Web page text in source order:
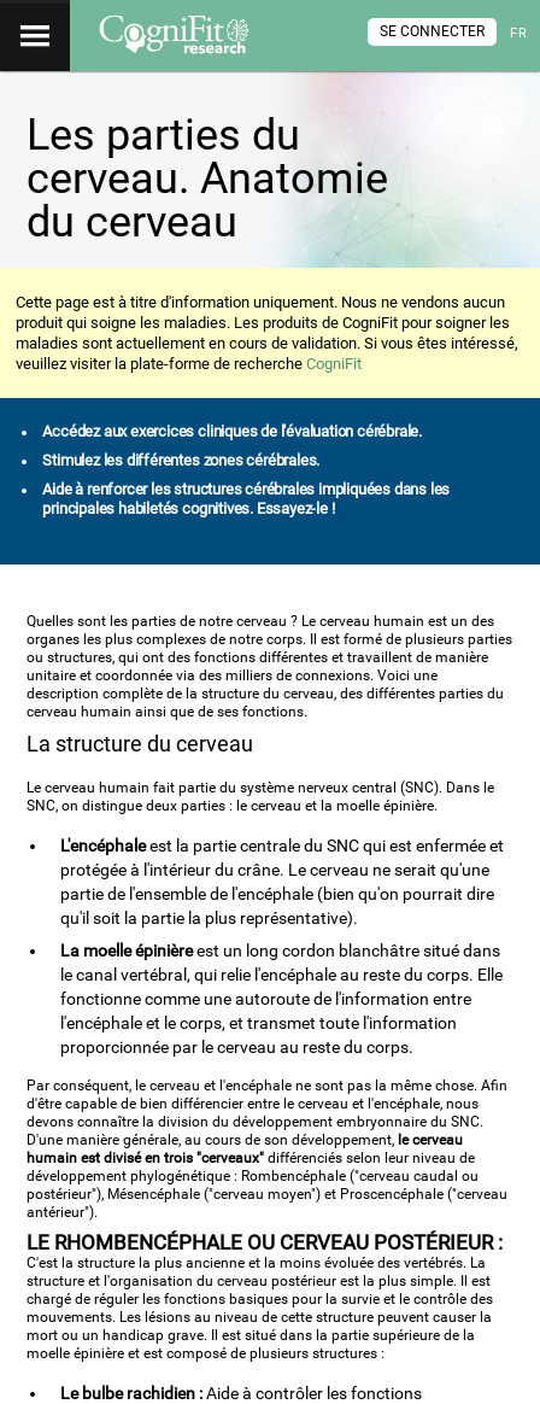
FR
SE CONNECTER
Les parties du
cerveau. Anatomie
du cerveau
Cette page est à titre d'information uniquement. Nous ne vendons aucun
produit qui soigne les maladies. Les produits de CogniFit pour soigner les
maladies sont actuellement en cours de validation. Si vous êtes intéressé,
veuillez visiter la plate-forme de rechercheCogniFit
Accédez aux exercices cliniques de l'évaluation cérébrale.
Stimulez les différentes zones cérébrales.
Aide à renforcer les structures cérébrales impliquées dans les
principales habiletés cognitives. Essayez-le !
Quelles sont les parties de notre cerveau ? Le cerveau humain est un des
organes les plus complexes de notre corps. Il est formé de plusieurs parties
ou structures, qui ont des fonctions différentes et travaillent de manière
unitaire et coordonnée via des milliers de connexions. Voici une
description complète de la structure du cerveau, des différentes parties du
cerveau humain ainsi que de ses fonctions.
La structure du cerveau
Le cerveau humain fait partie du système nerveux central (SNC). Dans le
SNC, on distingue deux parties : le cerveau et la moelle épinière.
L'encéphaleest la partie centrale du SNC qui est enfermée et
protégée à l'intérieur du crâne. Le cerveau ne serait qu'une
partie de l'ensemble de l'encéphale (bien qu'on pourrait dire
qu'il soit la partie la plus représentative).
La moelle épinièreest un long cordon blanchâtre situé dans
le canal vertébral, qui relie l'encéphale au reste du corps. Elle
fonctionne comme une autoroute de l'information entre
l'encéphale et le corps, et transmet toute l'information
proporcionnée par le cerveau au reste du corps.
Par conséquent, le cerveau et l'encéphale ne sont pas la même chose. Afin
d'être capable de bien différencier entre le cerveau et l'encéphale, nous
devons connaître la division du développement embryonnaire du SNC.
D'une manière générale, au cours de son développement, le cerveau
humain est divisé en trois "cerveaux" différenciés selon leur niveau de
développement phylogénétique : Rombencéphale ("cerveau caudal ou
postérieur"), Mésencéphale ("cerveau moyen") et Proscencéphale ("cerveau
antérieur").
LE RHOMBENCÉPHALE OU CERVEAU POSTÉRIEUR :
C'est la structure la plus ancienne et la moins évoluée des vertébrés. La
structure et l'organisation du cerveau postérieur est la plus simple. Il est
chargé de réguler les fonctions basiques pour la survie et le contrôle des
mouvements. Les lésions au niveau de cette structure peuvent causer la
mort ou un handicap grave. Il est situé dans la partie supérieure de la
moelle épinière et est composé de plusieurs structures :
Le bulbe rachidien :Aide à contrôler les fonctions